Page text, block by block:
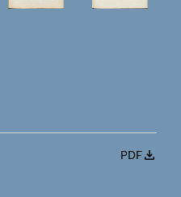
PDF